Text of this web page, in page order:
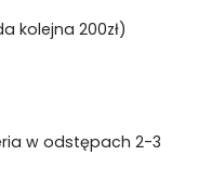
kolejna 200zł)
w odstępach 2-3